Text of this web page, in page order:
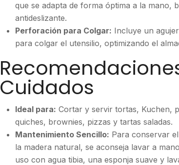
que se adapta de forma óptima a la mano,
antideslizante.
Perforación para Colgar: Incluye un
para colgar el utensilio, optimizando el
Cuidados
Ideal para: Cortar y servir tortas, Kuchen,
quiches, brownies, pizzas y tartas saladas.
Mantenimiento Sencillo: Para conservar
la madera natural, se aconseja lavar a
uso con agua tibia, una esponja suave y